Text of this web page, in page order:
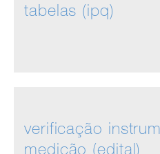
tabelas (ipq)
verificação
medição (edital)